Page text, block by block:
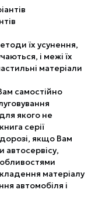
їх усунення,
і межі їх
матеріали
самостійно
якого не
серії
якщо Вам
автосервісу,
матеріалу
автомобіля і